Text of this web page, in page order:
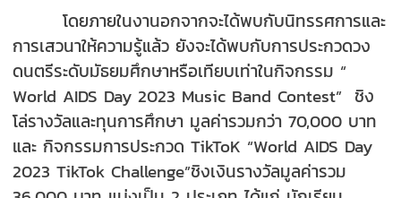
โดยภายในงานอกจากจะได้พบกับนิทรรศการและ
การเสวนาให้ความรู้แล้ว ยังจะได้พบกับการประกวดวง
ดนตรีระดับมัธยมศึกษาหรือเทียบเท่าในกิจกรรม “
World AIDS Day 2023 Music Band Contest” ชิง
โล่รางวัลและทุนการศึกษา มูลค่ารวมกว่า 70,000 บาท
และ กิจกรรมการประกวด TikToK “World AIDS Day
2023 TikTok Challenge”ชิงเงินรางวัลมูลค่ารวม